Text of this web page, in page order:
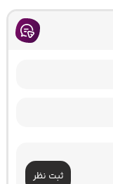
ثبت نظر